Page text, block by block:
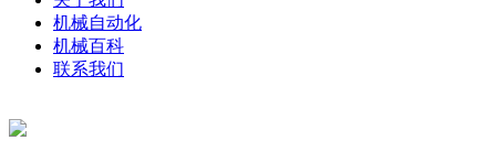
机械自动化
机械百科
联系我们